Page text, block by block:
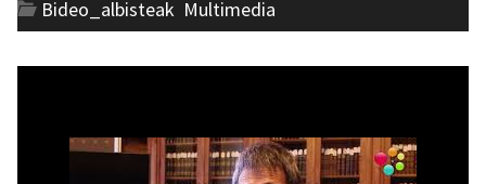
Bideo_albisteak Multimedia